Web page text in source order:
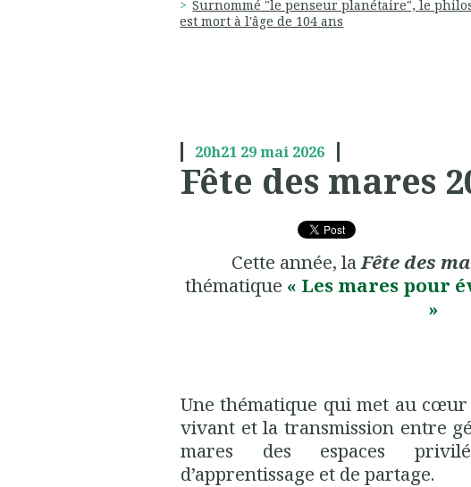
Surnommé "le penseur planétaire", le
est mort à l'âge de 104 ans
20h21 29mai 2026
Fête des mares
Cette année, laFête des
thématique « Les mares pour
»
Une thématique qui met au cœur
vivant et la transmission entre
mares des espaces
d’apprentissage et de partage.